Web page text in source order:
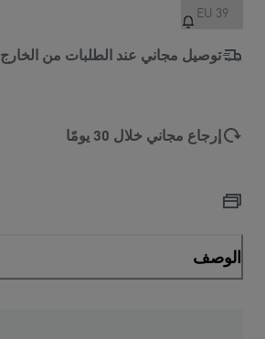
EU 39
توصيل مجاني عند الطلبات من الخارج
إرجاع مجاني خلال 30 يومًا
الوصف